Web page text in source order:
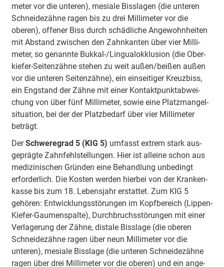
meter vor die unteren), mesiale Biss­lagen (die unteren
Schneide­zähne ragen bis zu drei Milli­meter vor die
oberen), offener Biss durch schäd­liche Ange­wohn­heiten
mit Abstand zwischen den Zahn­kanten über vier Milli­
meter, so genannte Bukkal-/Lingual­okklu­sion (die Ober­
kiefer-Seiten­zähne stehen zu weit außen/beißen außen
vor die unteren Seiten­zähne), ein ein­seitiger Kreuz­biss,
ein Eng­stand der Zähne mit einer Kontakt­punkt­abwei­
chung von über fünf Milli­meter, sowie eine Platz­mangel­
situa­tion, bei der der Platz­bedarf über vier Milli­meter
beträgt.
DerSchwere­grad 5 (KIG 5) umfasst extrem stark aus­
geprägte Zahn­fehl­stel­lungen. Hier ist alleine schon aus
medi­zini­schen Gründen eine Behand­lung unbe­dingt
erfor­derlich. Die Kosten werden hierbei von der Kranken­
kasse bis zum 18. Lebens­jahr erstattet. Zum KIG 5
gehören: Ent­wick­lungs­stö­rungen im Kopf­bereich (Lippen-
Kiefer-Gaumen­spalte), Durch­bruchs­stö­rungen mit einer
Ver­lage­rung der Zähne, distale Biss­lage (die oberen
Schneide­zähne ragen über neun Milli­meter vor die
unteren), mesiale Biss­lage (die unteren Schneide­zähne
ragen über drei Milli­meter vor die oberen) und ein ange­